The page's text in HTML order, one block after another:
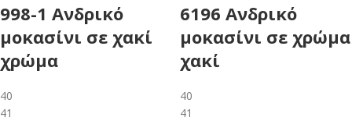
998-1 Ανδρικό
μοκασίνι σε χακί
χρώμα
40
41
6196 Ανδρικό
μοκασίνι σε χρώμα
χακί
40
41